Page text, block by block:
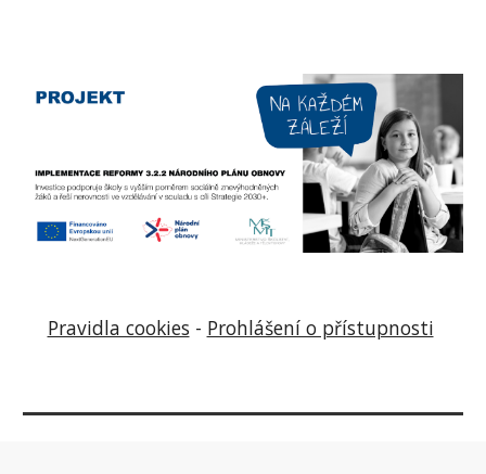
Pravidla cookies - Prohlášení o přístupnosti